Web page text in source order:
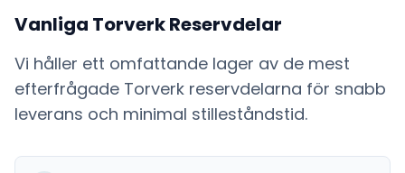
Vanliga TorverkReservdelar
Vi håller ett omfattande lager av de mest
efterfrågade Torverk reservdelarna för snabb
leverans och minimal stilleståndstid.